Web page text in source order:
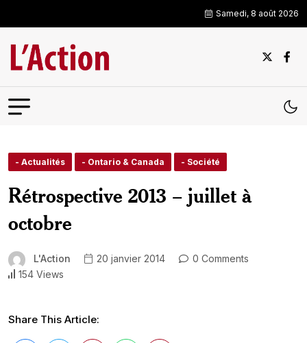
Samedi, 8 août 2026
- Actualités - Ontario & Canada - Société
Rétrospective 2013 – juillet à
octobre
L'Action 20 janvier 2014
0 Comments
154 Views
Share This Article: